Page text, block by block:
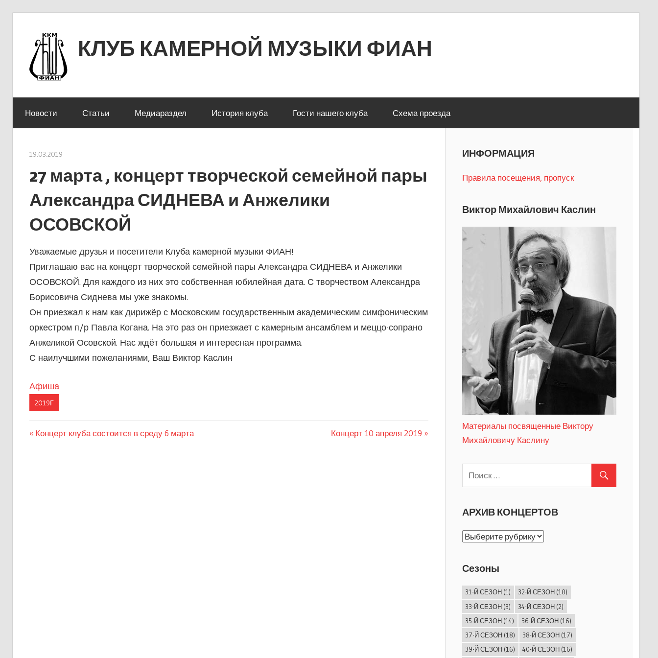
содержимому
КЛУБ КАМЕРНОЙ МУЗЫКИ ФИАН
Новости Статьи Медиараздел История клуба Гости нашего клуба Схема проезда
19.03.2019
27 марта , концерт творческой семейной пары
Александра СИДНЕВА и Анжелики
ОСОВСКОЙ
Уважаемые друзья и посетители Клуба камерной музыки ФИАН!
Приглашаю вас на концерт творческой семейной пары Александра СИДНЕВА и Анжелики
ОСОВСКОЙ. Для каждого из них это собственная юбилейная дата. С творчеством Александра
Борисовича Сиднева мы уже знакомы.
Он приезжал к нам как дирижёр с Московским государственным академическим симфоническим
оркестром п/р Павла Когана. На это раз он приезжает с камерным ансамблем и меццо-сопрано
Анжеликой Осовской. Нас ждёт большая и интересная программа.
С наилучшими пожеланиями, Ваш Виктор Каслин
Афиша
2019Г
Навигация
Предыдущая
Концерт клуба состоится в среду 6 марта
Следующая
Концерт 10 апреля 2019
ИНФОРМАЦИЯ
Правила посещения, пропуск
Виктор Михайлович Каслин
Материалы посвященные Виктору
Михайловичу Каслину
АРХИВ КОНЦЕРТОВ
АРХИВ
Сезоны
31-Й СЕЗОН (1) 32-Й СЕЗОН (10)
33-Й СЕЗОН (3) 34-Й СЕЗОН (2)
35-Й СЕЗОН (14) 36-Й СЕЗОН (16)
37-Й СЕЗОН (18) 38-Й СЕЗОН (17)
39-Й СЕЗОН (16) 40-Й СЕЗОН (16)